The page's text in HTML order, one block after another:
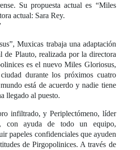
Su propuesta actual es “Miles
actual: Sara Rey.
Muxicas trabaja una adaptación
de Plauto, realizada por la directora
es el nuevo Miles Gloriosus,
durante los próximos cuatro
está de acuerdo y nadie tiene
llegado al puesto.
infiltrado, y Periplectómeno, líder
con ayuda de todo un equipo,
papeles confidenciales que ayuden
de Pirgopolinices. A través de